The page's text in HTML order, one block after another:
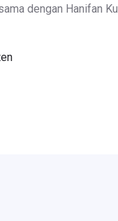
dengan Hanifan